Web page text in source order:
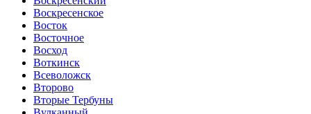
Воскресенское
Восток
Восточное
Восход
Воткинск
Всеволожск
Второво
Вторые Тербуны